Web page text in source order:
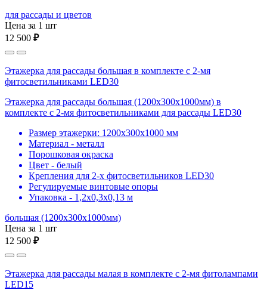
для рассады и цветов
Цена за 1 шт
12 500 ₽
Этажерка для рассады большая в комплекте с 2-мя
фитосветильниками LED30
Этажерка для рассады большая (1200х300х1000мм) в
комплекте с 2-мя фитосветильниками для рассады LED30
Размер этажерки: 1200х300х1000 мм
Материал - металл
Порошковая окраска
Цвет - белый
Крепления для 2-х фитосветильников LED30
Регулируемые винтовые опоры
Упаковка - 1,2х0,3х0,13 м
большая (1200х300х1000мм)
Цена за 1 шт
12 500 ₽
Этажерка для рассады малая в комплекте с 2-мя фитолампами
LED15